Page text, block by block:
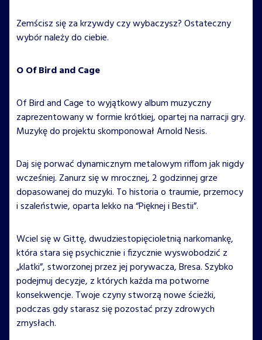
Zemścisz się za krzywdy czy wybaczysz? Ostateczny
wybór należy do ciebie.
O Of Bird and Cage
Of Bird and Cage to wyjątkowy album muzyczny
zaprezentowany w formie krótkiej, opartej na narracji gry.
Muzykę do projektu skomponował Arnold Nesis.
Daj się porwać dynamicznym metalowym riffom jak nigdy
wcześniej. Zanurz się w mrocznej, 2 godzinnej grze
dopasowanej do muzyki. To historia o traumie, przemocy
i szaleństwie, oparta lekko na “Pięknej i Bestii”.
Wciel się w Gittę, dwudziestopięcioletnią narkomankę,
która stara się psychicznie i fizycznie wyswobodzić z
„klatki”, stworzonej przez jej porywacza, Bresa. Szybko
podejmuj decyzje, z których każda ma potworne
konsekwencje. Twoje czyny stworzą nowe ścieżki,
podczas gdy starasz się pozostać przy zdrowych
zmysłach.